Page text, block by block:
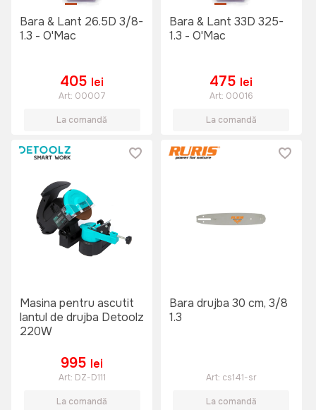
Bara & Lant 26.5D 3/8-
1.3 - O'Mac
405 lei
Art: 00007
La comandă
Bara & Lant 33D 325-
1.3 - O'Mac
475 lei
Art: 00016
La comandă
Masina pentru ascutit
lantul de drujba Detoolz
220W
995 lei
Art: DZ-D111
La comandă
Bara drujba 30 cm, 3/8
1.3
Art: cs141-sr
La comandă